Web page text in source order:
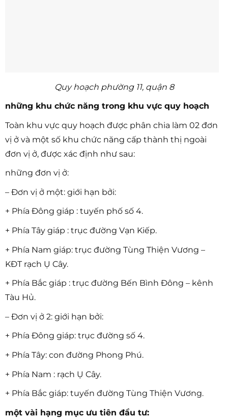
Quy hoạch phường 11, quận 8
những khu chức năng trong khu vực quy hoạch
Toàn khu vực quy hoạch được phân chia làm 02 đơn
vị ở và một số khu chức năng cấp thành thị ngoài
đơn vị ở, được xác định như sau:
những đơn vị ở:
– Đơn vị ở một: giới hạn bởi:
+ Phía Đông giáp : tuyến phố số 4.
+ Phía Tây giáp : trục đường Vạn Kiếp.
+ Phía Nam giáp: trục đường Tùng Thiện Vương –
KĐT rạch Ụ Cây.
+ Phía Bắc giáp : trục đường Bến Bình Đông – kênh
Tàu Hủ.
– Đơn vị ở 2: giới hạn bởi:
+ Phía Đông giáp: trục đường số 4.
+ Phía Tây: con đường Phong Phú.
+ Phía Nam : rạch Ụ Cây.
+ Phía Bắc giáp: tuyến đường Tùng Thiện Vương.
một vài hạng mục ưu tiên đầu tư: